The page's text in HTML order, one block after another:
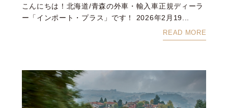
こんにちは！北海道/青森の外車・輸入車正規ディーラ
ー「インポート・プラス」です！ 2026年2月19...
READ MORE